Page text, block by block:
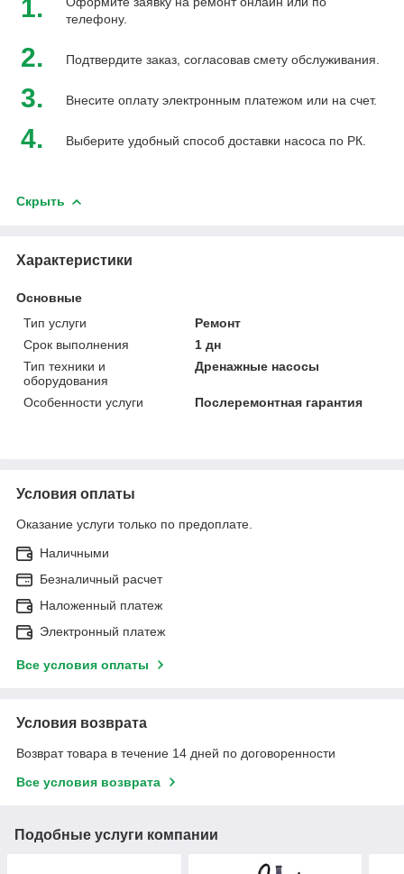
1.
телефону.
2. Подтвердите заказ, согласовав смету обслуживания.
3. Внесите оплату электронным платежом или на счет.
4. Выберите удобный способ доставки насоса по РК.
Скрыть
Характеристики
Основные
Тип услуги
Ремонт
Срок выполнения
1 дн
Тип техники и
оборудования
Дренажные насосы
Особенности услуги Послеремонтная гарантия
Условия оплаты
Оказание услуги только по предоплате.
Наличными
Безналичный расчет
Наложенный платеж
Электронный платеж
Все условия оплаты
Условия возврата
Возврат товара в течение 14 дней по договоренности
Все условия возврата
Подобные услуги компании